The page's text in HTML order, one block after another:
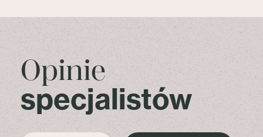
Opinie
specjalistów